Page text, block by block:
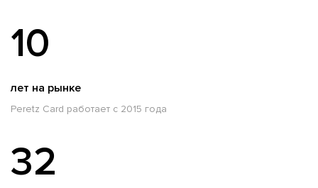
10
лет на рынке
Peretz Card работает с 2015 года
32